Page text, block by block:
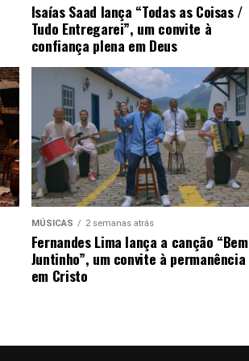
Isaías Saad lança “Todas as Coisas /
Tudo Entregarei”, um convite à
confiança plena em Deus
MÚSICAS 2 semanas atrás
Fernandes Lima lança a canção “Bem
Juntinho”, um convite à permanência
em Cristo